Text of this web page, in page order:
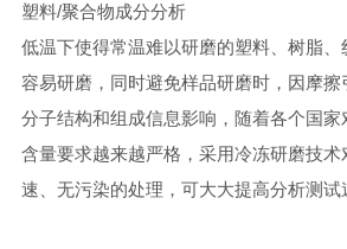
塑料/聚合物成分分析
低温下使得常温难以研磨的塑料、树脂
容易研磨，同时避免样品研磨时，因摩
分子结构和组成信息影响，随着各个国
含量要求越来越严格，采用冷冻研磨技
速、无污染的处理，可大大提高分析测试